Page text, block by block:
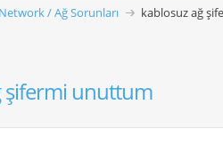
Network / Ağ Sorunları kablosuz ağ
şifermi unuttum